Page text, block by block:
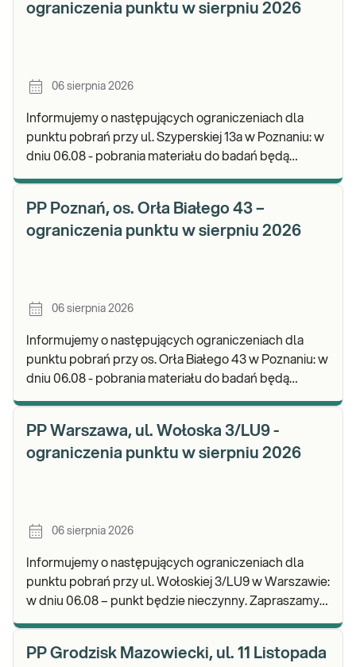
ograniczenia punktu w sierpniu 2026
06 sierpnia 2026
Informujemy o następujących ograniczeniach dla
punktu pobrań przy ul. Szyperskiej 13a w Poznaniu: w
dniu 06.08 - pobrania materiału do badań będą
PP Poznań, os. Orła Białego 43 –
ograniczenia punktu w sierpniu 2026
06 sierpnia 2026
Informujemy o następujących ograniczeniach dla
punktu pobrań przy os. Orła Białego 43 w Poznaniu: w
dniu 06.08 - pobrania materiału do badań będą
PP Warszawa, ul. Wołoska 3/LU9 -
ograniczenia punktu w sierpniu 2026
06 sierpnia 2026
Informujemy o następujących ograniczeniach dla
punktu pobrań przy ul. Wołoskiej 3/LU9 w Warszawie:
w dniu 06.08 – punkt będzie nieczynny. Zapraszamy
PP Grodzisk Mazowiecki, ul. 11 Listopada